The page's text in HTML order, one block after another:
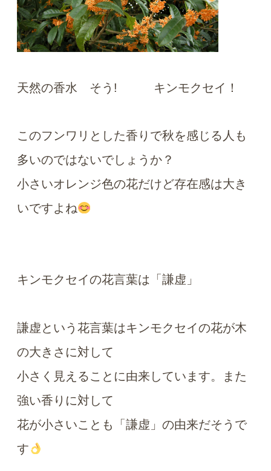
天然の香水 そう! キンモクセイ！
このフンワリとした香りで秋を感じる人も
多いのではないでしょうか？
小さいオレンジ色の花だけど存在感は大き
いですよね
キンモクセイの花言葉は「謙虚」
謙虚という花言葉はキンモクセイの花が木
の大きさに対して
小さく見えることに由来しています。また
強い香りに対して
花が小さいことも「謙虚」の由来だそうで
す